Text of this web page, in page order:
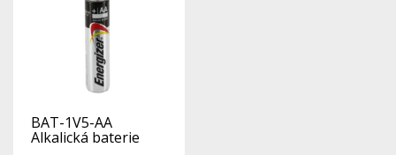
BAT-1V5-AA
Alkalická baterie